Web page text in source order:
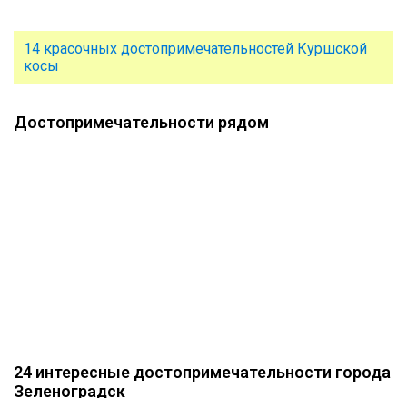
14 красочных достопримечательностей Куршской
косы
Достопримечательности рядом
24 интересные достопримечательности города
Зеленоградск